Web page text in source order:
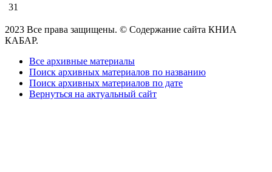
31
2023 Все права защищены. © Содержание сайта КНИА
КАБАР.
Все архивные материалы
Поиск архивных материалов по названию
Поиск архивных материалов по дате
Вернуться на актуальный сайт